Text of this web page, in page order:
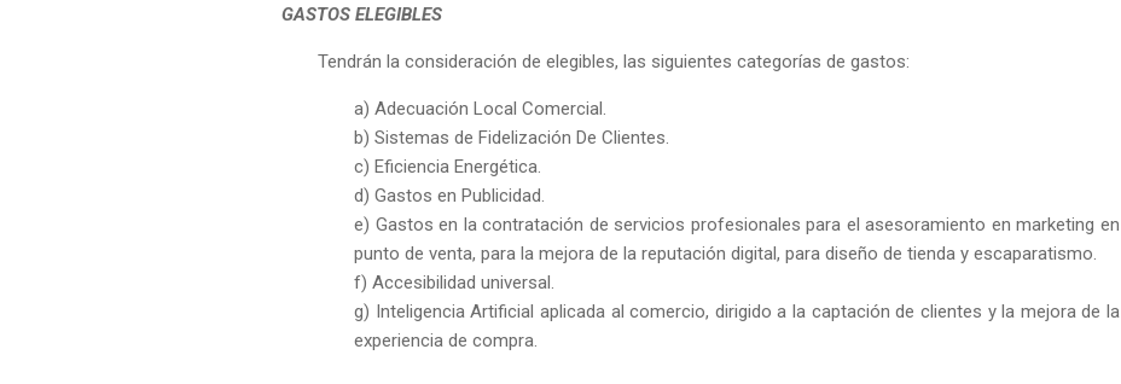
GASTOS ELEGIBLES
Tendrán la consideración de elegibles, las siguientes categorías de gastos:
a) Adecuación Local Comercial.
b) Sistemas de Fidelización De Clientes.
c) Eficiencia Energética.
d) Gastos en Publicidad.
e) Gastos en la contratación de servicios profesionales para el asesoramiento en marketing en
punto de venta, para la mejora de la reputación digital, para diseño de tienda y escaparatismo.
f) Accesibilidad universal.
g) Inteligencia Artificial aplicada al comercio, dirigido a la captación de clientes y la mejora de la
experiencia de compra.